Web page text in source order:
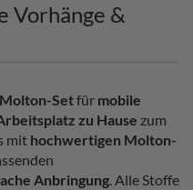
Vorhänge &
Molton-Setfür mobile
zu Hause zum
mit hochwertigen Molton-
Anbringung. Alle Stoffe